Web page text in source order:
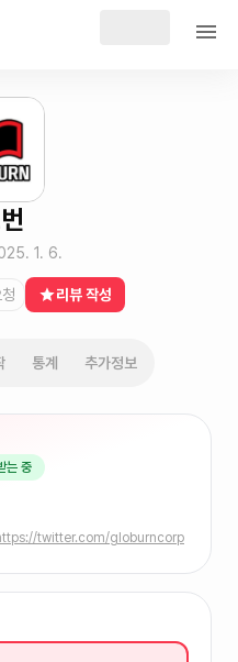
1. 6.
리뷰 작성
통계 추가정보
는 중
twitter.com/globurncorp